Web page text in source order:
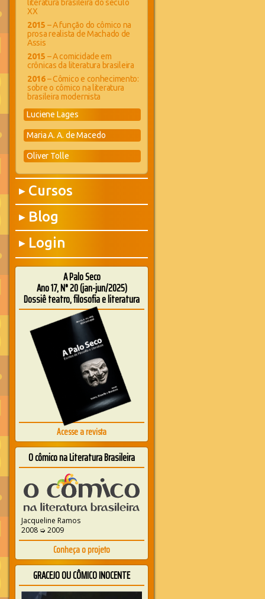
literatura brasileira do século
XX
2015 – A função do cômico na
prosa realista de Machado de
Assis
2015 – A comicidade em
crônicas da literatura brasileira
2016– Cômico e conhecimento:
sobre o cômico na literatura
brasileira modernista
Luciene Lages
Maria A. A. de Macedo
Oliver Tolle
▶ Cursos
▶ Blog
▶ Login
A Palo Seco
Ano 17, N° 20 (jan-jun/2025)
Dossiê teatro, filosofia e literatura
Acesse a revista
O cômico na Literatura Brasileira
Jacqueline Ramos
2008 ➭ 2009
Conheça o projeto
GRACEJO OU CÔMICO INOCENTE